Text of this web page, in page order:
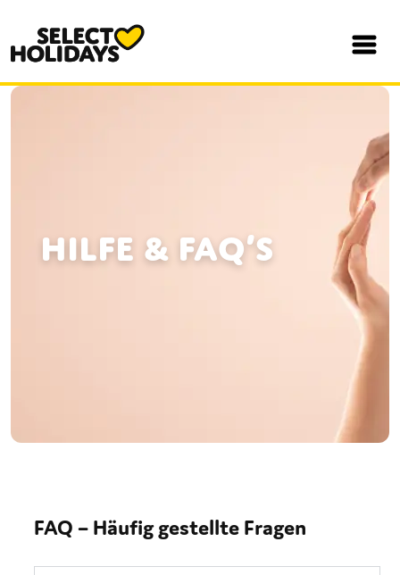
HILFE & FAQ’s
FAQ – Häufig gestellte Fragen